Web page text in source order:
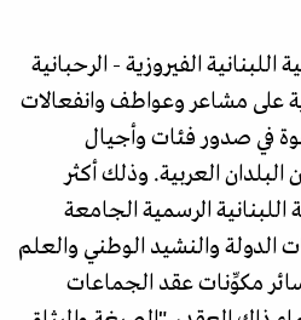
الفيروزية - الرحبانية
على مشاعر وعواطف وانفعالات
في صدور فئات وأجيال
العربية. وذلك أكثر
الرسمية الجامعة
الدولة والنشيد الوطني والعلم
مكوِّنات عقد الجماعات